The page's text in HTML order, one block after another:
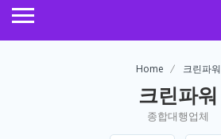
Home 크린파워
크린파워
종합대행업체